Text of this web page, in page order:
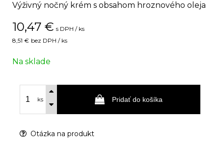
Výživný nočný krém s obsahom hroznového oleja
10,47 € s DPH / ks
8,51 € bez DPH / ks
Na sklade
ks Pridať do košíka
Otázka na produkt